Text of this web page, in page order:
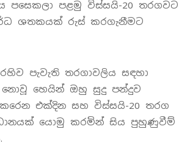
පසෙකලා පළමු විස්සයි-20 තරගවට
ශතකයක් රුස් කරගැනීමට
පැවැති තරගාවලිය සඳහා
හෙයින් ඔහු සුදු පන්දුව
එක්දින සහ විස්සයි-20 තරග
යොමු කරමින් සිය පුහුණුවීම්